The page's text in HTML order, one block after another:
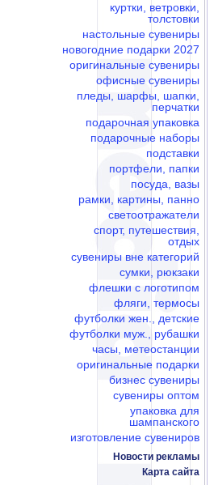
куртки, ветровки,
толстовки
настольные сувениры
новогодние подарки 2027
оригинальные сувениры
офисные сувениры
пледы, шарфы, шапки,
перчатки
подарочная упаковка
подарочные наборы
подставки
портфели, папки
посуда, вазы
рамки, картины, панно
светоотражатели
спорт, путешествия,
отдых
сувениры вне категорий
сумки, рюкзаки
флешки c логотипом
фляги, термосы
футболки жен., детские
футболки муж., рубашки
часы, метеостанции
оригинальные подарки
бизнес сувениры
сувениры оптом
упаковка для
шампанского
изготовление сувениров
Новости рекламы
Карта сайта